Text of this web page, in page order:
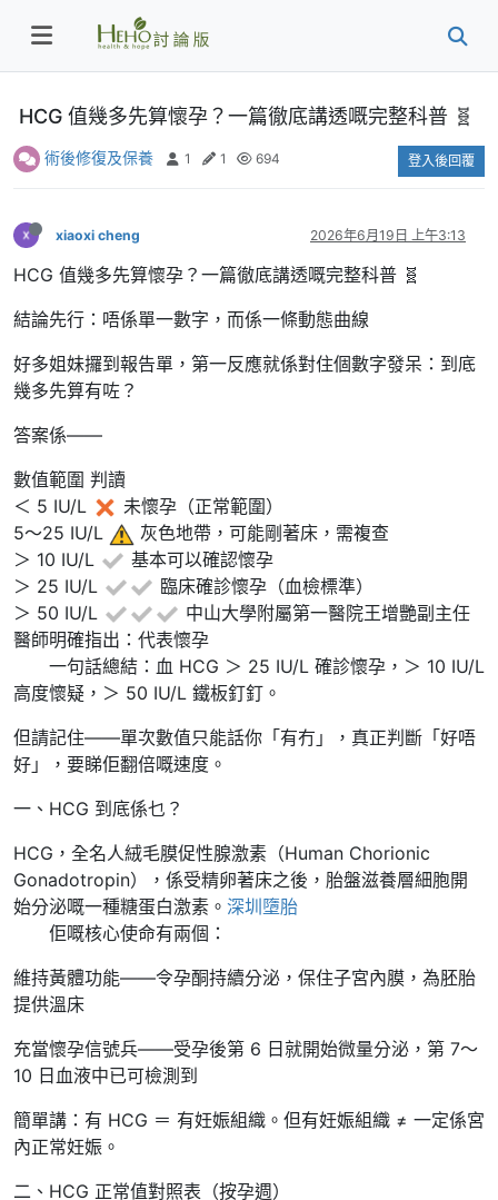
HCG 值幾多先算懷孕？一篇徹底講透嘅完整科普 🧬
術後修復及保養 1 1 694 登入後回覆
xiaoxi cheng 2026年6月19日 上午3:13
HCG 值幾多先算懷孕？一篇徹底講透嘅完整科普 🧬
結論先行：唔係單一數字，而係一條動態曲線
好多姐妹攞到報告單，第一反應就係對住個數字發呆：到底
幾多先算有咗？
答案係——
數值範圍 判讀
＜ 5 IU/L
未懷孕（正常範圍）
5～25 IU/L
️ 灰色地帶，可能剛著床，需複查
＞ 10 IU/L
基本可以確認懷孕
＞ 25 IU/L
臨床確診懷孕（血檢標準）
＞ 50 IU/L
中山大學附屬第一醫院王增艷副主任
醫師明確指出：代表懷孕
一句話總結：血 HCG ＞ 25 IU/L 確診懷孕，＞ 10 IU/L
高度懷疑，＞ 50 IU/L 鐵板釘釘。
但請記住——單次數值只能話你「有冇」，真正判斷「好唔
好」，要睇佢翻倍嘅速度。
一、HCG 到底係乜？
HCG，全名人絨毛膜促性腺激素（Human Chorionic
Gonadotropin），係受精卵著床之後，胎盤滋養層細胞開
始分泌嘅一種糖蛋白激素。 深圳墮胎
佢嘅核心使命有兩個：
維持黃體功能——令孕酮持續分泌，保住子宮內膜，為胚胎
提供溫床
充當懷孕信號兵——受孕後第 6 日就開始微量分泌，第 7～
10 日血液中已可檢測到
簡單講：有 HCG ＝ 有妊娠組織。但有妊娠組織 ≠ 一定係宮
內正常妊娠。
二、HCG 正常值對照表（按孕週）